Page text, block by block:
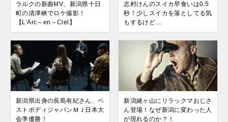
ラルクの新曲MV、新潟県十日
町の清津峡でロケ撮影！
【L'Arc～en～Ciel】
志村けんのスイカ早食いは0.5
秒！少しスイカを落としてる気
もするけど…
新潟県出身の長島有紀さん、ベ
ストボディジャパンＭＪ日本大
会準優勝！
新潟姥ヶ山にリラックマおじさ
ん登場！なぜ新潟に変わった人
が現れるのか？！